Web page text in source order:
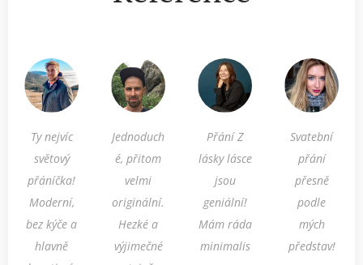
Ty nejvíc
světový
přáníčka!
Moderní,
bez kýče a
hlavně
Jednoduch
é, přitom
velmi
originální.
Hezké a
výjimečné
Přání Z
lásky lásce
jsou
geniální!
Mám ráda
minimalis
Svatební
přání
přesně
podle
mých
představ!